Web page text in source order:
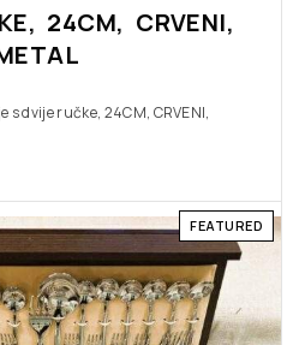
24CM, CRVENI,
s dvije ručke, 24CM, CRVENI,
FEATURED